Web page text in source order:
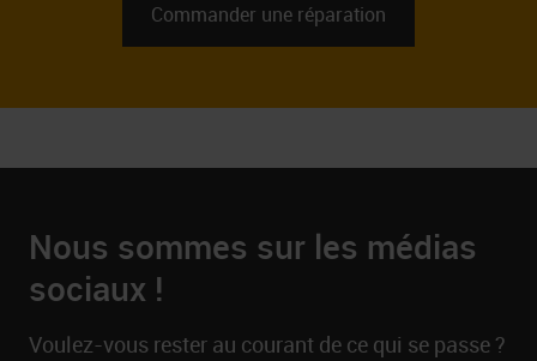
Commander une réparation
Nous sommes sur les médias
sociaux !
Voulez-vous rester au courant de ce qui se passe ?